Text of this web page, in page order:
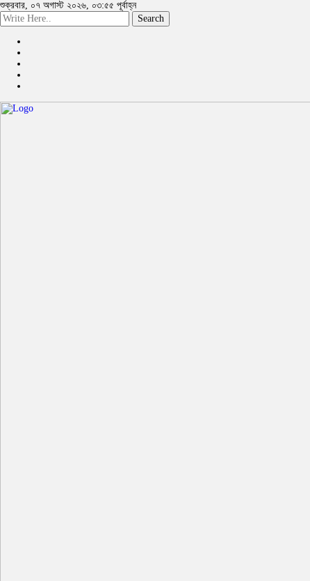
শুক্রবার, ০৭ অগাস্ট ২০২৬, ০৩:৫৫ পূর্বাহ্ন
Search